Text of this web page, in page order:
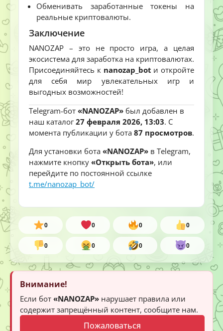
Обменивать заработанные токены на
реальные криптовалюты.
Заключение
NANOZAP – это не просто игра, а целая
экосистема для заработка на криптовалютах.
Присоединяйтесь к nanozap_bot и откройте
для себя мир увлекательных игр и
выгодных возможностей!
Telegram-бот «NANOZAP» был добавлен в
наш каталог27 февраля 2026, 13:03. С
момента публикации у бота 87 просмотров.
Для установки бота «NANOZAP» в Telegram,
нажмите кнопку «Открыть бота», или
перейдите по постоянной ссылке
t.me/nanozap_bot/
0 0 0 0
0 0 0 0
Внимание!
Если бот «NANOZAP» нарушает правила или
содержит запрещённый контент, сообщите нам.
Пожаловаться